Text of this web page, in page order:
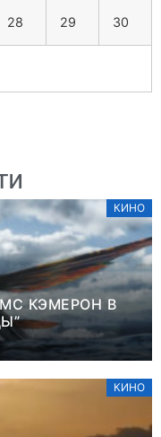
28 29 30
КИНО
КЭМЕРОН В
КИНО